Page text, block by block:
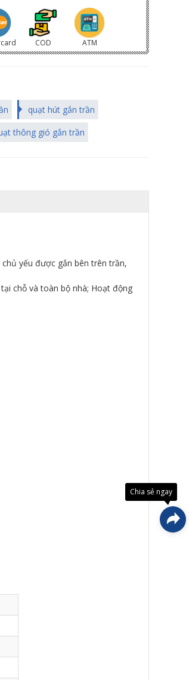
COD ATM
quạt hút gắn trần
thông gió gắn trần
yếu được gắn bên trên trần,
chỗ và toàn bộ nhà; Hoạt động
trải
phát
triển
bởi
EGANY
Chia sẻ ngay